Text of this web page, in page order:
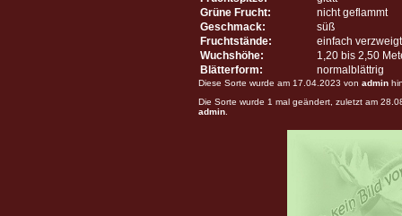
Grüne Frucht:
nicht geflammt
Geschmack:
süß
Fruchtstände:
einfach verzweigt
Wuchshöhe:
1,20 bis 2,50
Blätterform:
normalblättrig
Diese Sorte wurde am 17.04.2023 von admin
Die Sorte wurde 1 mal geändert, zuletzt am
admin